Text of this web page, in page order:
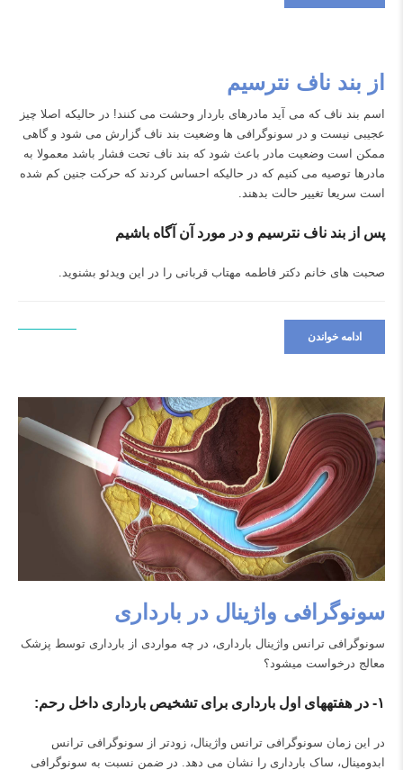
از بند ناف نترسیم
اسم بند ناف که می آید مادرهای باردار وحشت می کنند! در حالیکه اصلا چیز
عجیبی نیست و در سونوگرافی ها وضعیت بند ناف گزارش می شود و گاهی
ممکن است وضعیت مادر باعث شود که بند ناف تحت فشار باشد معمولا به
مادرها توصیه می کنیم که در حالیکه احساس کردند که حرکت جنین کم شده
است سریعا تغییر حالت بدهند.
پس از بند ناف نترسیم و در مورد آن آگاه باشیم
صحبت های خانم دکتر فاطمه مهتاب قربانی را در این ویدئو بشنوید.
ادامه خواندن
سونوگرافی واژینال در بارداری
سونوگرافی ترانس واژینال بارداری، در چه مواردی از بارداری توسط پزشک
معالج درخواست می‎شود؟
۱- در هفتههای اول بارداری برای تشخیص بارداری داخل رحم:
در این زمان سونوگرافی ترانس واژینال، زودتر از سونوگرافی ترانس
ابدومینال، ساک بارداری را نشان می دهد. در ضمن نسبت به سونوگرافی